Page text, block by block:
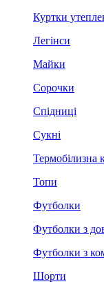
Куртки
Легінси
Майки
Сорочки
Спідниці
Сукні
Термобілизна
Топи
Футболки
Футболки з
Футболки з
Шорти